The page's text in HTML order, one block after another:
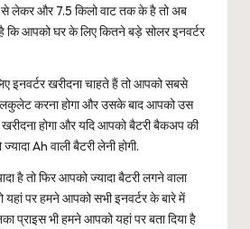
से लेकर और 7.5 किलो वाट तक के है तो अब
आपको घर के लिए कितने बड़े सोलर इनवर्टर
इनवर्टर खरीदना चाहते हैं तो आपको सबसे
करना होगा और उसके बाद आपको उस
खरीदना होगा और यदि आपको बैटरी बैकअप की
Ah वाली बैटरी लेनी होगी.
है तो फिर आपको ज्यादा बैटरी लगने वाला
यहां पर हमने आपको सभी इनवर्टर के बारे में
प्राइस भी हमने आपको यहां पर बता दिया है